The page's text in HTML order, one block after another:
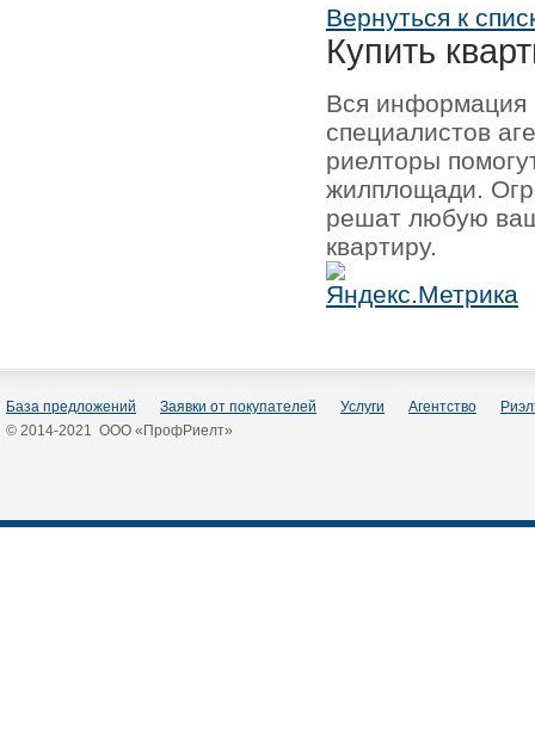
Вернуться к
Купить
Вся информация
специалистов
риелторы
жилплощади.
решат любую
квартиру.
База предложений Заявки от покупателей Услуги Агентство
© 2014-2021 ООО «ПрофРиелт»